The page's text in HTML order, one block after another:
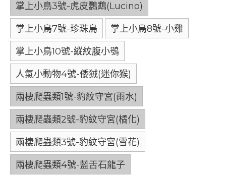
掌上小鳥3號-虎皮鸚鵡(Lucino)
掌上小鳥7號-珍珠鳥 掌上小鳥8號-小雞
掌上小鳥10號-縱紋腹小鴞
人氣小動物4號-倭狨(迷你猴)
兩棲爬蟲類1號-豹紋守宮(雨水)
兩棲爬蟲類2號-豹紋守宮(橘化)
兩棲爬蟲類3號-豹紋守宮(雪花)
兩棲爬蟲類4號-藍舌石龍子